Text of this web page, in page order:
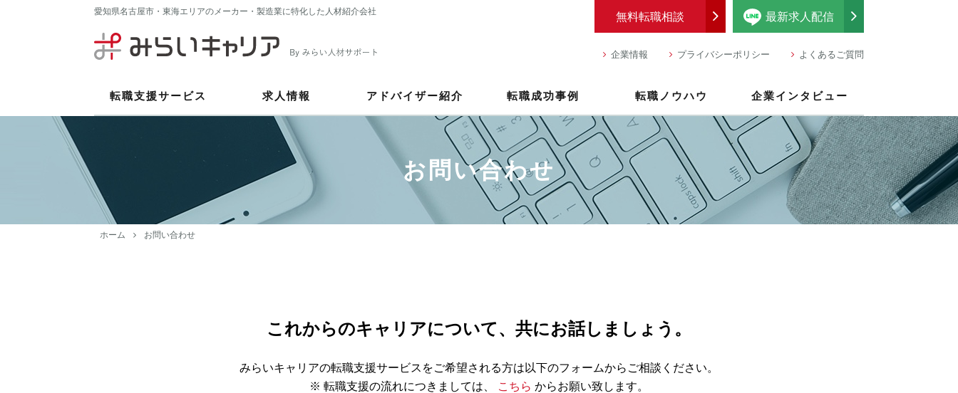
愛知県名古屋市・東海エリアのメーカー・製造業に特化した人材紹介会社 最新求人配信
無料転職相談
企業情報 プライバシーポリシー よくあるご質問
転職支援サービス 求人情報 アドバイザー紹介 転職成功事例 転職ノウハウ 企業インタビュー
お問い合わせ
ホーム お問い合わせ
これからのキャリアについて、共にお話しましょう。
みらいキャリアの転職支援サービスをご希望される方は以下のフォームからご相談ください。
※ 転職支援の流れにつきましては、
こちら からお願い致します。